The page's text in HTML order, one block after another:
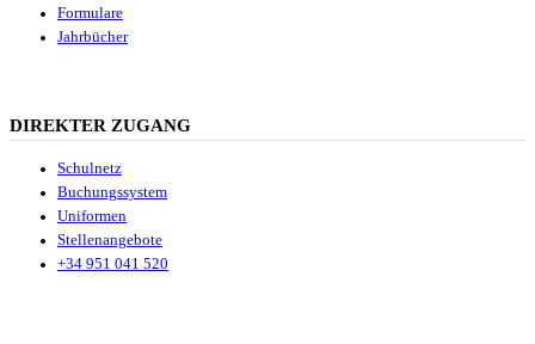
Formulare
Jahrbücher
DIREKTER ZUGANG
Schulnetz
Buchungssystem
Uniformen
Stellenangebote
+34 951 041 520